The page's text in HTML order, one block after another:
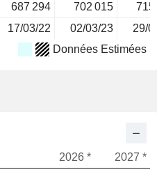
687 294 702 015
715
17/03/22 02/03/23 29/
Données Estimées
2026 *
2027 *